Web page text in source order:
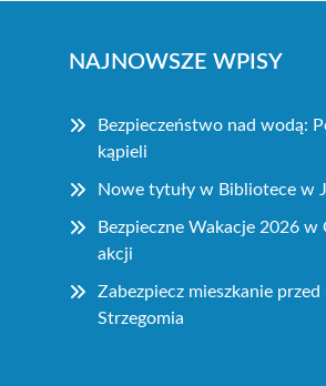
NAJNOWSZE WPISY
Bezpieczeństwo nad wodą:
kąpieli
Nowe tytuły w Bibliotece w
Bezpieczne Wakacje 2026
akcji
Zabezpiecz mieszkanie
Strzegomia